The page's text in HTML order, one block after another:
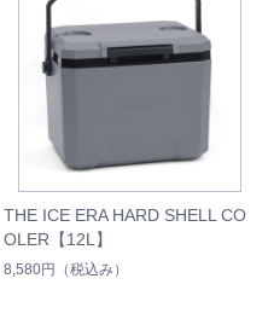
THE ICE ERA HARD SHELL CO
OLER【12L】
8,580円 （税込み）